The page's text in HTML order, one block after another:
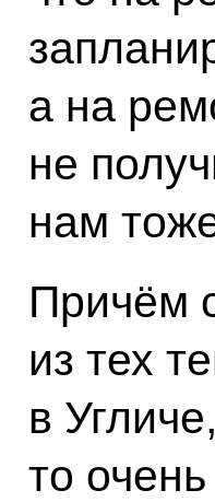
а на
не
нам
Причём
из тех
в
то